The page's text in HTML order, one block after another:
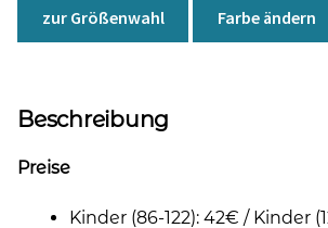
zur Größenwahl Farbe ändern
Beschreibung
Preise
Kinder (86-122): 42€ / Kinder